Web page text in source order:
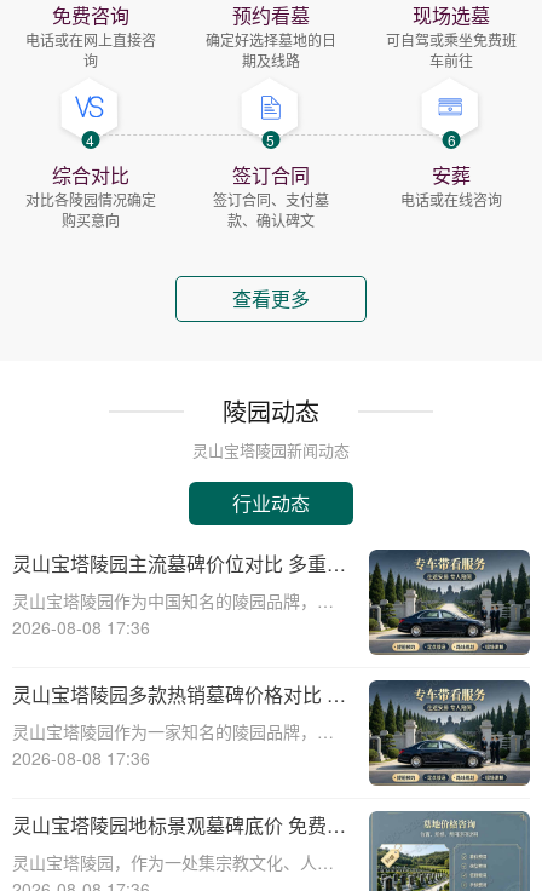
免费咨询
电话或在网上直接咨
询
预约看墓
确定好选择墓地的日
期及线路
现场选墓
可自驾或乘坐免费班
车前往
4
综合对比
对比各陵园情况确定
购买意向
5
签订合同
签订合同、支付墓
款、确认碑文
6
安葬
电话或在线咨询
查看更多
陵园动态
灵山宝塔陵园新闻动态
行业动态
灵山宝塔陵园主流墓碑价位对比 多重优
惠叠加省钱攻略详解
灵山宝塔陵园作为中国知名的陵园品牌，其
墓碑产品种类丰富，价格区间广泛，能够满
发，详细介绍灵山宝塔陵园主流墓碑的价位
对比，并为您提供多重优惠叠加省钱攻略，
帮助您在选购
2026-08-08 17:36
灵山宝塔陵园多款热销墓碑价格对比 多
重优惠组合省钱指南
灵山宝塔陵园作为一家知名的陵园品牌，提
供多种高质量且价格合理的墓碑选择。本文
格对比，并提供多重优惠组合省钱指南，帮
助消费者在选购墓碑时做出明智的决策。☎
灵山宝塔
2026-08-08 17:36
灵山宝塔陵园地标景观墓碑底价 免费班
车配套购墓即享详解
灵山宝塔陵园，作为一处集宗教文化、人文